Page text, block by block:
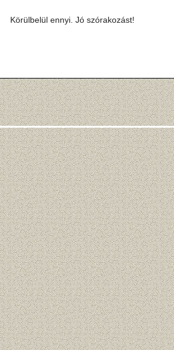
Körülbelül ennyi. Jó szórakozást!